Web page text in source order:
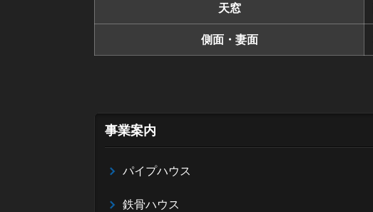
天窓
側面・妻面
事業案内
パイプハウス
鉄骨ハウス